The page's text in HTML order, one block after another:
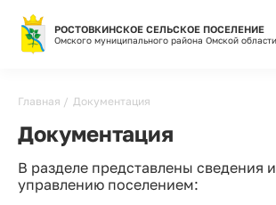
РОСТОВКИНСКОЕ СЕЛЬСКОЕ ПОСЕЛЕНИЕ
Омского муниципального района Омской области
Строка
навигации
Главная Документация
Документация
В разделе представлены сведения
управлению поселением: